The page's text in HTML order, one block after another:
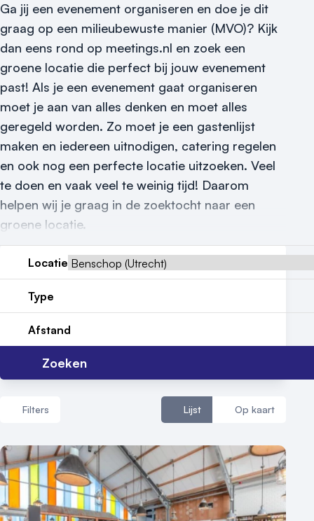
Reviews (5⭐️)
Contact
Ga jij een evenement organiseren en doe je dit
graag op een milieubewuste manier (MVO)? Kijk
dan eens rond op meetings.nl en zoek een
groene locatie die perfect bij jouw evenement
past! Als je een evenement gaat organiseren
moet je aan van alles denken en moet alles
geregeld worden. Zo moet je een gastenlijst
maken en iedereen uitnodigen, catering regelen
en ook nog een perfecte locatie uitzoeken. Veel
te doen en vaak veel te weinig tijd! Daarom
helpen wij je graag in de zoektocht naar een
groene locatie.
Locatie
Type
Afstand
Zoeken
Filters Lijst Op kaart
Aantal zalen
1 - 5 zalen
6 - 10 zalen